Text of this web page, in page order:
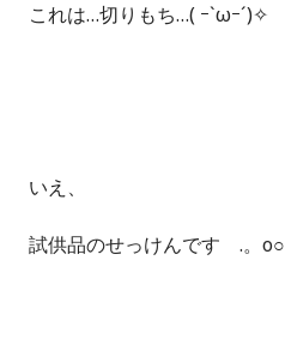
これは…切りもち…( ｰ`ωｰ´)✧
いえ、
試供品のせっけんです .。o○